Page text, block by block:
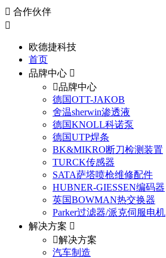
合作伙伴
欧德捷科技
首页
品牌中心
品牌中心
德国OTT-JAKOB
舍温sherwin渗透液
德国KNOLL科诺泵
德国UTP焊条
BK&MIKRO断刀检测装置
TURCK传感器
SATA萨塔喷枪维修配件
HUBNER-GIESSEN编码器
英国BOWMAN热交换器
Parker过滤器/派克伺服电机
解决方案
解决方案
汽车制造